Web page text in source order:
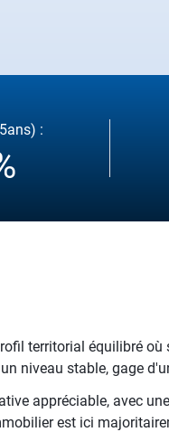
:
territorial équilibré
niveau stable, gage
appréciable, avec
est ici